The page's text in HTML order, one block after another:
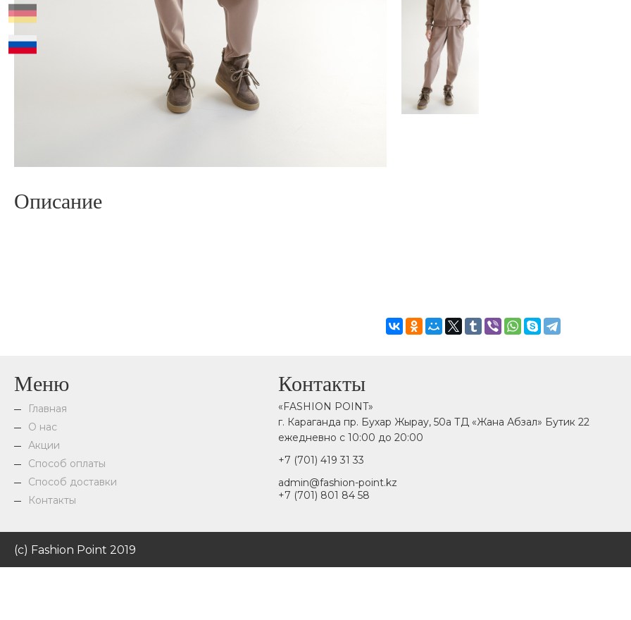
Описание
Меню
Главная
О нас
Акции
Способ оплаты
Способ доставки
Контакты
Контакты
«FASHION POINT»
г. Караганда пр. Бухар Жырау, 50а ТД «Жана Абзал» Бутик 22
ежедневно с 10:00 до 20:00
+7 (701) 419 31 33
admin@fashion-point.kz
+7 (701) 801 84 58
(c) Fashion Point 2019